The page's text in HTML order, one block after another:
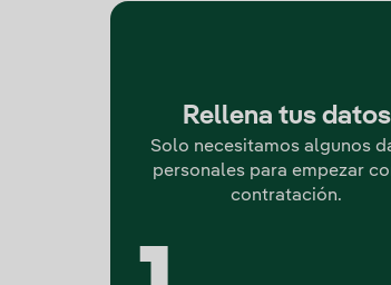
Rellena tus datos
Solo necesitamos algunos
personales para empezar
contratación.